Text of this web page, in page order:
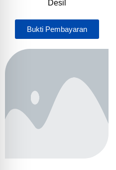
Desil
Bukti Pembayaran